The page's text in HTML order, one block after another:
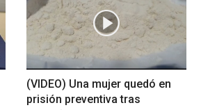
(VIDEO) Una mujer quedó en
prisión preventiva tras